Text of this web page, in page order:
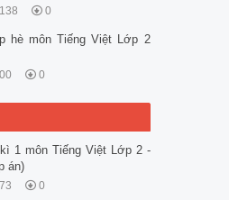
0
hè môn Tiếng Việt Lớp 2
0
1 môn Tiếng Việt Lớp 2 -
án)
0